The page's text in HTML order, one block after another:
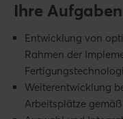
Ihre Aufgaben
Entwicklung von
Rahmen der
Weiterentwicklung
Arbeitsplätze